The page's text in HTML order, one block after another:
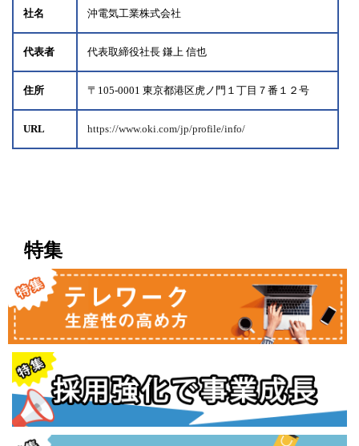
社名 沖電気工業株式会社
代表者 代表取締役社長 鎌上 信也
住所 〒105-0001 東京都港区虎ノ門１丁目７番１２号
URL https://www.oki.com/jp/profile/info/
特集